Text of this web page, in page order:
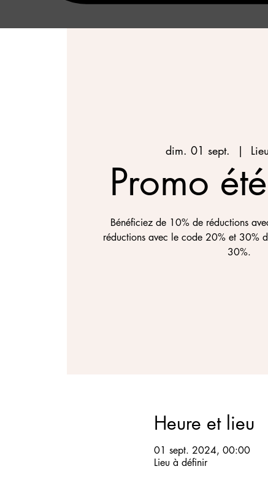
dim. 01 sept.
  |
Promo
Bénéficiez de 10% de réductions
réductions avec le code 20% et 30%
30%.
Heure et lieu
01 sept. 2024, 00:00
Lieu à définir